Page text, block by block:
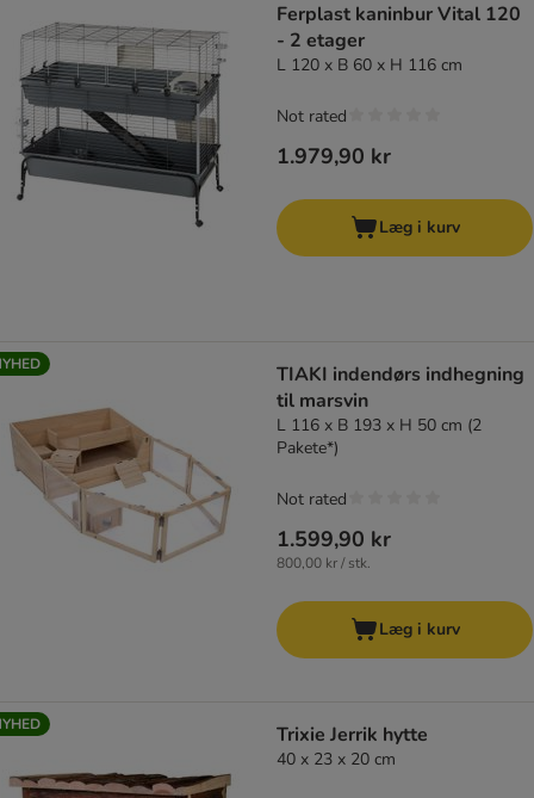
Ferplast kaninbur Vital 120
- 2 etager
L 120 x B 60 x H 116 cm
1.979,90 kr
Not rated
Læg i kurv
TIAKI indendørs indhegning
til marsvin
L 116 x B 193 x H 50 cm (2
Pakete*)
1.599,90 kr
800,00 kr / stk.
Not rated
Læg i kurv
Trixie Jerrik hytte
40 x 23 x 20 cm